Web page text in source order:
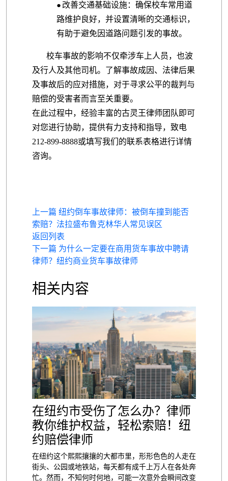
● 改善交通基础设施：确保校车常用道
路维护良好，并设置清晰的交通标识，
有助于避免因道路问题引发的事故。
校车事故的影响不仅牵涉车上人员，也波
及行人及其他司机。了解事故成因、法律后果
及事故后的应对措施，对于寻求公平的裁判与
赔偿的受害者而言至关重要。
在此过程中，经验丰富的古灵王律师团队即可
对您进行协助，提供有力支持和指导，致电
212-899-8888或填写我们的联系表格进行详情
咨询。
上一篇 纽约倒车事故律师：被倒车撞到能否
索赔？法拉盛布鲁克林华人常见误区
返回列表
下一篇 为什么一定要在商用货车事故中聘请
律师？纽约商业货车事故律师
相关内容
在纽约市受伤了怎么办？律师
教你维护权益，轻松索赔！纽
约赔偿律师
在纽约这个熙熙攘攘的大都市里，形形色色的人走在
街头、公园或地铁站，每天都有成千上万人在各处奔
忙。然而，不知何时何地，可能一次意外会瞬间改变